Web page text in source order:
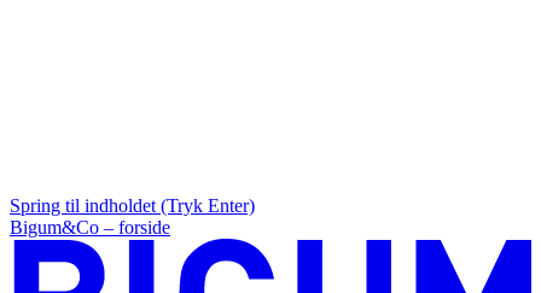
Spring til indholdet (Tryk Enter)
Bigum&Co – forside